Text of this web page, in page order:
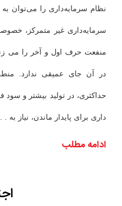
نظام سرمایه‌داری را می‌توان
سرمایه‌داری غیر متمرکز،
منفعت حرف اول و آخر را می
در آن جای عمیقی ندارد.
حداکثری، در تولید بیشتر و
داری برای پایدار ماندن، نیاز به .
ادامه مطلب